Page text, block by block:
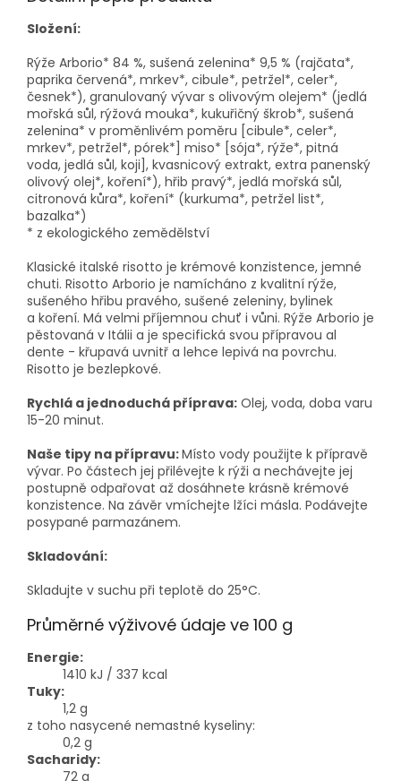
Složení:
Rýže Arborio* 84 %, sušená zelenina* 9,5 % (rajčata*,
paprika červená*, mrkev*, cibule*, petržel*, celer*,
česnek*), granulovaný vývar s olivovým olejem* (jedlá
mořská sůl, rýžová mouka*, kukuřičný škrob*, sušená
zelenina* v proměnlivém poměru [cibule*, celer*,
mrkev*, petržel*, pórek*] miso* [sója*, rýže*, pitná
voda, jedlá sůl, koji], kvasnicový extrakt, extra panenský
olivový olej*, koření*), hřib pravý*, jedlá mořská sůl,
citronová kůra*, koření* (kurkuma*, petržel list*,
bazalka*)
* z ekologického zemědělství
Klasické italské risotto je krémové konzistence, jemné
chuti. Risotto Arborio je namícháno z kvalitní rýže,
sušeného hřibu pravého, sušené zeleniny, bylinek
a koření. Má velmi příjemnou chuť i vůni. Rýže Arborio je
pěstovaná v Itálii a je specifická svou přípravou al
dente - křupavá uvnitř a lehce lepivá na povrchu.
Risotto je bezlepkové.
Rychlá a jednoduchá příprava: Olej, voda, doba varu
15-20 minut.
Naše tipy na přípravu:Místo vody použijte k přípravě
vývar. Po částech jej přilévejte k rýži a nechávejte jej
postupně odpařovat až dosáhnete krásně krémové
konzistence. Na závěr vmíchejte lžíci másla. Podávejte
posypané parmazánem.
Skladování:
Skladujte v suchu při teplotě do 25°C.
Průměrné výživové údaje ve 100 g
Energie:
1410 kJ / 337 kcal
Tuky:
1,2 g
z toho nasycené nemastné kyseliny:
0,2 g
Sacharidy:
72 g